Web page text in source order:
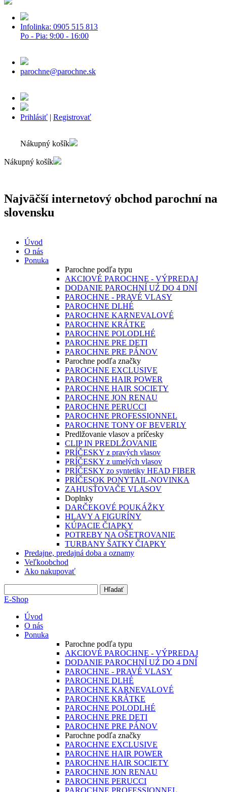
Infolinka: 0905 515 813
Po - Pia: 9:00 - 16:00
parochne@parochne.sk
Prihlásiť | Registrovať
Nákupný košík
Nákupný košík
Najväčší internetový obchod parochní na
slovensku
Úvod
O nás
Ponuka
Parochne podľa typu
AKCIOVÉ PAROCHNE - VÝPREDAJ
DODANIE PAROCHNÍ UŹ DO 4 DNÍ
PAROCHNE - PRAVÉ VLASY
PAROCHNE DLHÉ
PAROCHNE KARNEVALOVÉ
PAROCHNE KRÁTKE
PAROCHNE POLODLHÉ
PAROCHNE PRE DETI
PAROCHNE PRE PÁNOV
Parochne podľa značky
PAROCHNE EXCLUSIVE
PAROCHNE HAIR POWER
PAROCHNE HAIR SOCIETY
PAROCHNE JON RENAU
PAROCHNE PERUCCI
PAROCHNE PROFESSIONNEL
PAROCHNE TONY OF BEVERLY
Predlžovanie vlasov a príčesky
CLIP IN PREDLŽOVANIE
PRÍČESKY z pravých vlasov
PRÍČESKY z umelých vlasov
PRÍČESKY zo syntetiky HEAD FIBER
PRÍČESOK PONYTAIL-NOVINKA
ZAHUSŤOVAČE VLASOV
Doplnky
DARČEKOVÉ POUKÁŽKY
HLAVY A FIGURÍNY
KÚPACIE ČIAPKY
POTREBY NA OŠETROVANIE
TURBANY ŠATKY ČIAPKY
Predajne, predajná doba a oznamy
Veľkoobchod
Ako nakupovať
E-Shop
Úvod
O nás
Ponuka
Parochne podľa typu
AKCIOVÉ PAROCHNE - VÝPREDAJ
DODANIE PAROCHNÍ UŹ DO 4 DNÍ
PAROCHNE - PRAVÉ VLASY
PAROCHNE DLHÉ
PAROCHNE KARNEVALOVÉ
PAROCHNE KRÁTKE
PAROCHNE POLODLHÉ
PAROCHNE PRE DETI
PAROCHNE PRE PÁNOV
Parochne podľa značky
PAROCHNE EXCLUSIVE
PAROCHNE HAIR POWER
PAROCHNE HAIR SOCIETY
PAROCHNE JON RENAU
PAROCHNE PERUCCI
PAROCHNE PROFESSIONNEL